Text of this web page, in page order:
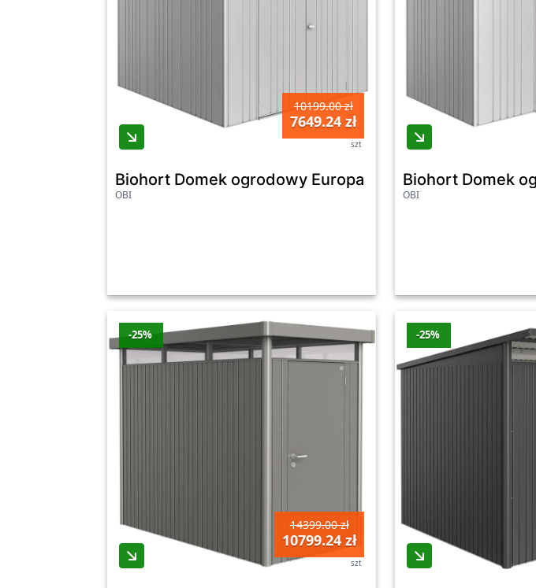
10199.00 zł
7649.24 zł
szt
Biohort Domek ogrodowy Europa 4 srebrny drzwi
OBI
Biohort Domek
OBI
-25%
14399.00 zł
10799.24 zł
szt
-25%